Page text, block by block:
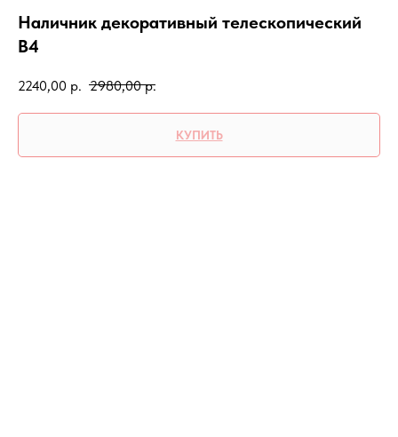
Наличник декоративный телескопический
В4
2240,00 р. 2980,00 р.
КУПИТЬ